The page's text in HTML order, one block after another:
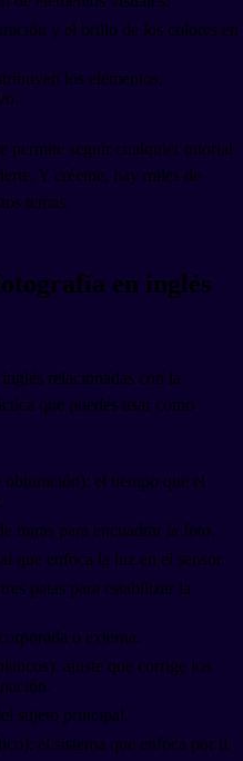
y el brillo de los colores en
los elementos,
permite seguir cualquier tutorial
Y créeme, hay miles de
temas.
en inglés
relacionadas con la
que puedes usar como
obturación): el tiempo que el
miras para encuadrar la foto.
que enfoca la luz en el sensor.
patas para estabilizar la
o externa.
ajuste que corrige los
sujeto principal.
el sistema que enfoca por ti.